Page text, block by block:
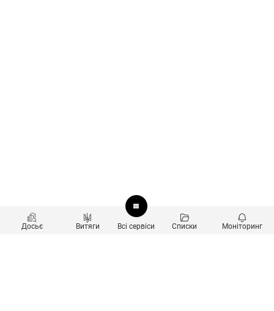
Досьє Витяги Всі сервіси Списки Моніторинг